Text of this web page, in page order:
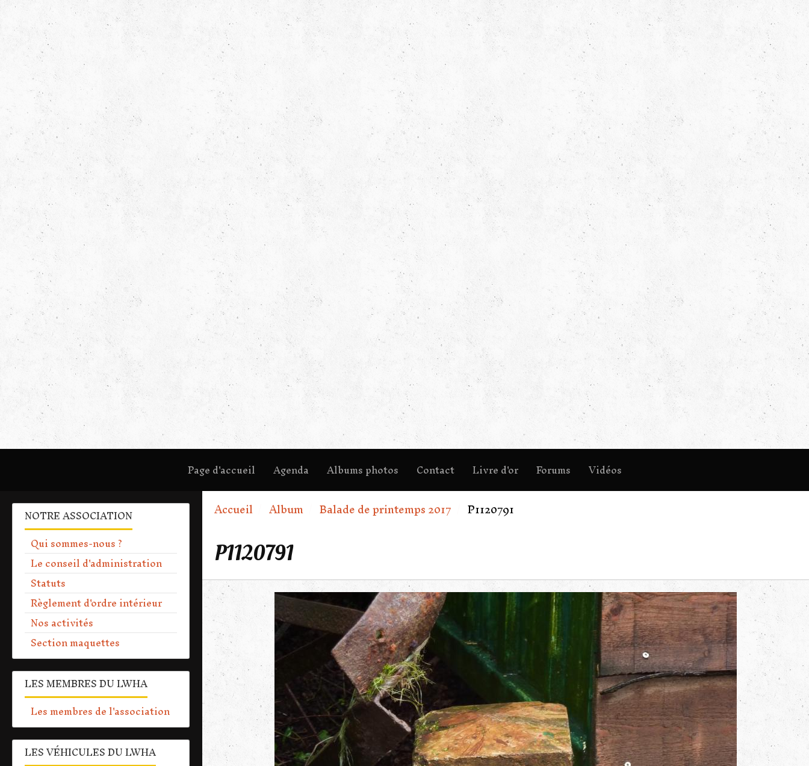
Page d'accueil Agenda Albums photos Contact Livre d'or Forums Vidéos
Accueil Album Balade de printemps 2017 P1120791
P1120791
NOTRE ASSOCIATION
Qui sommes-nous ?
Le conseil d'administration
Statuts
Règlement d'ordre intérieur
Nos activités
Section maquettes
LES MEMBRES DU LWHA
Les membres de l'association
LES VÉHICULES DU LWHA